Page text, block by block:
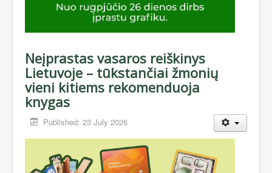
Neįprastas vasaros reiškinys
Lietuvoje – tūkstančiai žmonių
vieni kitiems rekomenduoja
knygas
Published: 23 July 2026